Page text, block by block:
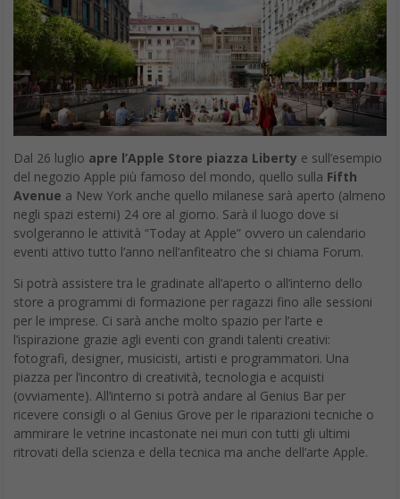
Dal 26 luglio apre l’Apple Store piazza Liberty e sull’esempio
del negozio Apple più famoso del mondo, quello sulla Fifth
Avenue a New York anche quello milanese sarà aperto (almeno
negli spazi esterni) 24 ore al giorno. Sarà il luogo dove si
svolgeranno le attività “Today at Apple” ovvero un calendario
eventi attivo tutto l’anno nell’anfiteatro che si chiama Forum.
Si potrà assistere tra le gradinate all’aperto o all’interno dello
store a programmi di formazione per ragazzi fino alle sessioni
per le imprese. Ci sarà anche molto spazio per l’arte e
l’ispirazione grazie agli eventi con grandi talenti creativi:
fotografi, designer, musicisti, artisti e programmatori. Una
piazza per l’incontro di creatività, tecnologia e acquisti
(ovviamente). All’interno si potrà andare al Genius Bar per
ricevere consigli o al Genius Grove per le riparazioni tecniche o
ammirare le vetrine incastonate nei muri con tutti gli ultimi
ritrovati della scienza e della tecnica ma anche dell’arte Apple.